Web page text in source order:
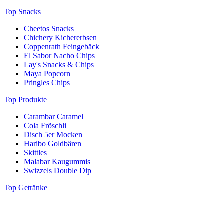
Top Snacks
Cheetos Snacks
Chichery Kichererbsen
Coppenrath Feingebäck
El Sabor Nacho Chips
Lay's Snacks & Chips
Maya Popcorn
Pringles Chips
Top Produkte
Carambar Caramel
Cola Fröschli
Disch 5er Mocken
Haribo Goldbären
Skittles
Malabar Kaugummis
Swizzels Double Dip
Top Getränke